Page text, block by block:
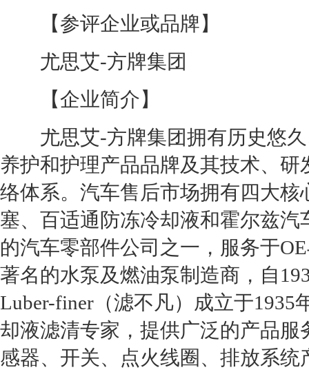
【参评企业或品牌】
尤思艾-方牌集团
【企业简介】
尤思艾-方牌集团拥有历史悠久
养护和护理产品品牌及其技术、
络体系。汽车售后市场拥有四大
塞、百适通防冻冷却液和霍尔兹
的汽车零部件公司之一，服务于
著名的水泵及燃油泵制造商，自
Luber-finer（滤不凡）成立于
却液滤清专家，提供广泛的产品
感器、开关、点火线圈、排放系